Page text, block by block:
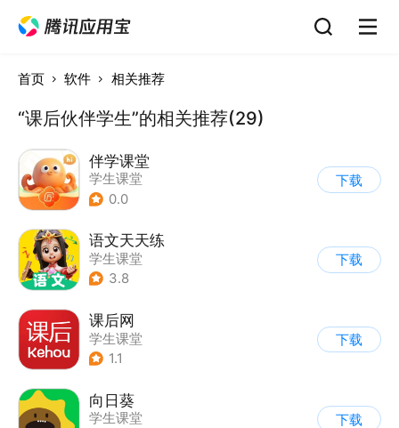
首页 软件 相关推荐
“课后伙伴学生”的相关推荐(29)
伴学课堂
学生课堂
0.0
下载
语文天天练
学生课堂
3.8
下载
课后网
学生课堂
1.1
下载
向日葵
学生课堂
下载